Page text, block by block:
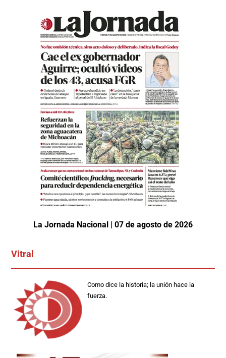
La Jornada Nacional | 07 de agosto de 2026
Vitral
Como dice la historia; la unión hace la
fuerza.